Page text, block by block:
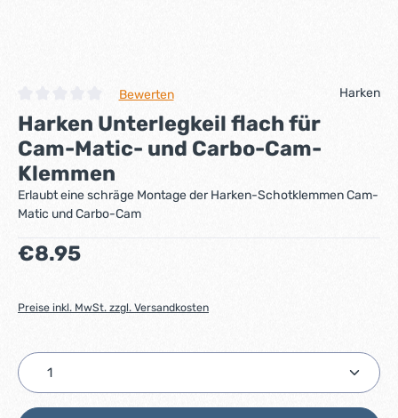
Durchschnittliche Bewertung von 0 von 5 Sternen
Bewerten Harken
Harken Unterlegkeil flach für
Cam-Matic- und Carbo-Cam-
Klemmen
Erlaubt eine schräge Montage der Harken-Schotklemmen Cam-
Matic und Carbo-Cam
Regulärer Preis:
€8.95
Preise inkl. MwSt. zzgl. Versandkosten
Produkt Anzahl: Gib den gewünschten Wert ein